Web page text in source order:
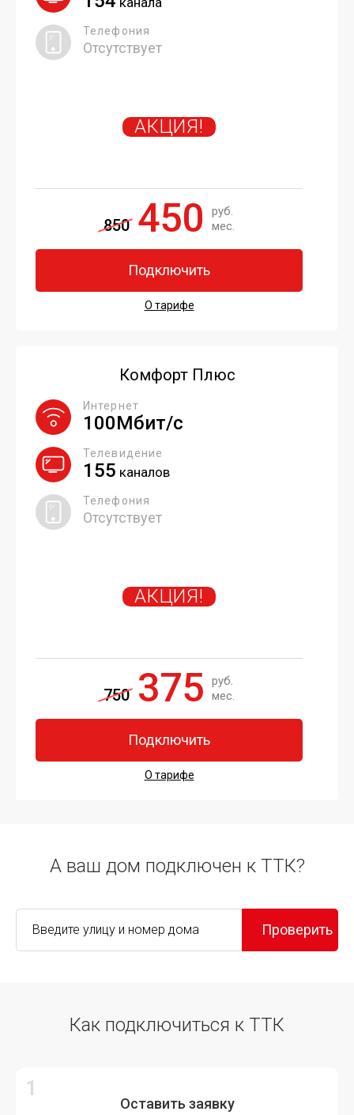
Отсутствует
Телефония
АКЦИЯ!
850 450
руб.
мес.
Подключить
О тарифе
Комфорт Плюс
100Мбит/с
Интернет
155 каналов
Телевидение
Отсутствует
Телефония
АКЦИЯ!
750 375
руб.
мес.
Подключить
О тарифе
А ваш дом подключен к ТТК?
Проверить
Как подключиться к ТТК
Оставить заявку